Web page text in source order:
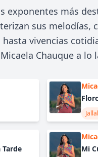
exponentes más
sus melodías,
vivencias
Chauque a lo
Mi